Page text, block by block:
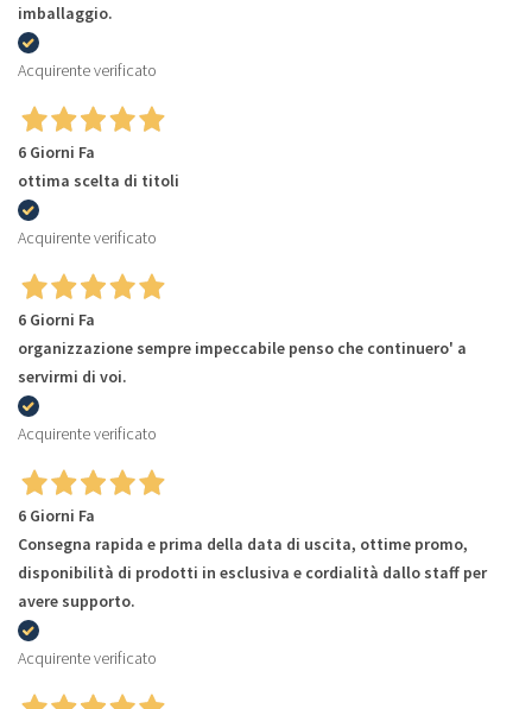
imballaggio.
Acquirente verificato
6 Giorni Fa
ottima scelta di titoli
Acquirente verificato
6 Giorni Fa
organizzazione sempre impeccabile penso che continuero' a
servirmi di voi.
Acquirente verificato
6 Giorni Fa
Consegna rapida e prima della data di uscita, ottime promo,
disponibilità di prodotti in esclusiva e cordialità dallo staff per
avere supporto.
Acquirente verificato